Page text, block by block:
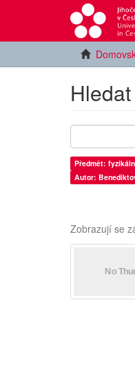
Hledat
Předmět:
Autor:
Zobrazují se